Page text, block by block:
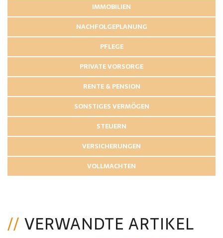
IMMOBILIEN
NACHFOLGEPLANUNG
PFLEGE
PRIVATE VORSORGE
RENTE & PENSION
SONSTIGES VERMÖGEN
STEUERN
VERSICHERUNGEN
VOLLMACHTEN
VERWANDTE ARTIKEL